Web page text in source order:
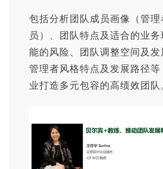
包括分析团队成员画像（管理
员）、团队特点及适合的业务
能的风险、团队调整空间及发
管理者风格特点及发展路径等
业打造多元包容的高绩效团队